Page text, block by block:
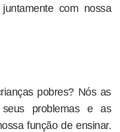
com nossa
pobres? Nós as
seus problemas e as
função de ensinar.